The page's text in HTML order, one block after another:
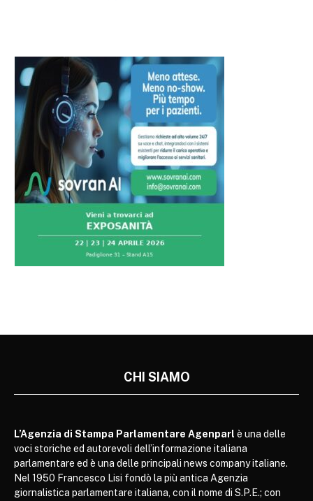
CHI SIAMO
L’Agenzia di Stampa Parlamentare Agenparl è una delle
voci storiche ed autorevoli dell’informazione italiana
parlamentare ed è una delle principali news company italiane.
Nel 1950 Francesco Lisi fondò la più antica Agenzia
giornalistica parlamentare italiana, con il nome di S.P.E.; con